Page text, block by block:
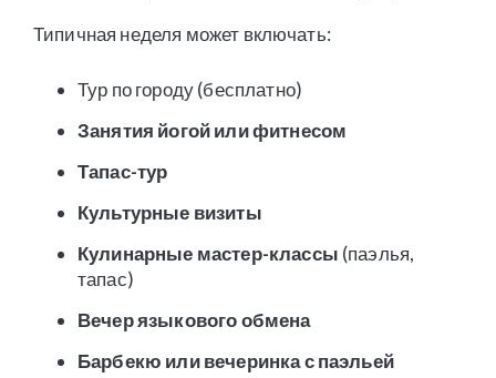
Типичная неделя может включать:
Тур по городу (бесплатно)
Занятия йогой или фитнесом
Тапас-тур
Культурные визиты
Кулинарные мастер-классы (паэлья,
тапас)
Вечер языкового обмена
Барбекю или вечеринка с паэльей